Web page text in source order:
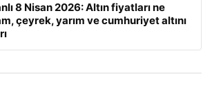
8 Nisan 2026: Altın fiyatları ne
çeyrek, yarım ve cumhuriyet altını